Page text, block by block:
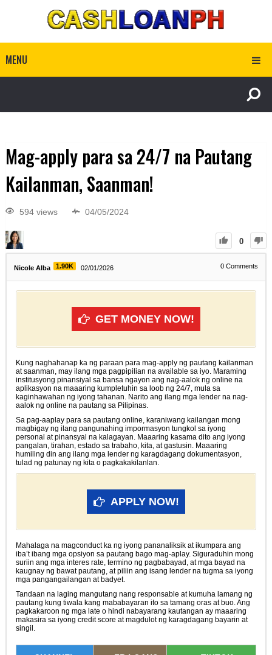
MENU
Mag-apply para sa 24/7 na Pautang
Kailanman, Saanman!
594 views 04/05/2024
0
Nicole Alba 1.90K 02/01/2026 0 Comments
GET MONEY NOW!
Kung naghahanap ka ng paraan para mag-apply ng pautang kailanman
at saanman, may ilang mga pagpipilian na available sa iyo. Maraming
institusyong pinansiyal sa bansa ngayon ang nag-aalok ng online na
aplikasyon na maaaring kumpletuhin sa loob ng 24/7, mula sa
kaginhawahan ng iyong tahanan. Narito ang ilang mga lender na nag-
aalok ng online na pautang sa Pilipinas.
Sa pag-aaplay para sa pautang online, karaniwang kailangan mong
magbigay ng ilang pangunahing impormasyon tungkol sa iyong
personal at pinansyal na kalagayan. Maaaring kasama dito ang iyong
pangalan, tirahan, estado sa trabaho, kita, at gastusin. Maaaring
humiling din ang ilang mga lender ng karagdagang dokumentasyon,
tulad ng patunay ng kita o pagkakakilanlan.
APPLY NOW!
Mahalaga na magconduct ka ng iyong pananaliksik at ikumpara ang
iba’t ibang mga opsiyon sa pautang bago mag-aplay. Siguraduhin mong
suriin ang mga interes rate, termino ng pagbabayad, at mga bayad na
kaugnay ng bawat pautang, at piliin ang isang lender na tugma sa iyong
mga pangangailangan at badyet.
Tandaan na laging mangutang nang responsable at kumuha lamang ng
pautang kung tiwala kang mababayaran ito sa tamang oras at buo. Ang
pagkakaroon ng mga late o hindi nabayarang kautangan ay maaaring
makasira sa iyong credit score at magdulot ng karagdagang bayarin at
singil.